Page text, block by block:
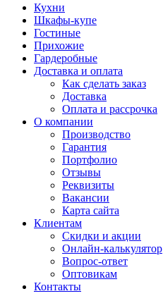
Кухни
Шкафы-купе
Гостиные
Прихожие
Гардеробные
Доставка и оплата
Как сделать заказ
Доставка
Оплата и рассрочка
О компании
Производство
Гарантия
Портфолио
Отзывы
Реквизиты
Вакансии
Карта сайта
Клиентам
Скидки и акции
Онлайн-калькулятор
Вопрос-ответ
Оптовикам
Контакты